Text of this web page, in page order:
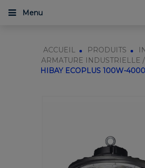
Menu
ACCUEIL PRODUITS
ARMATURE INDUSTRIELLE
HIBAY ECOPLUS 100W-